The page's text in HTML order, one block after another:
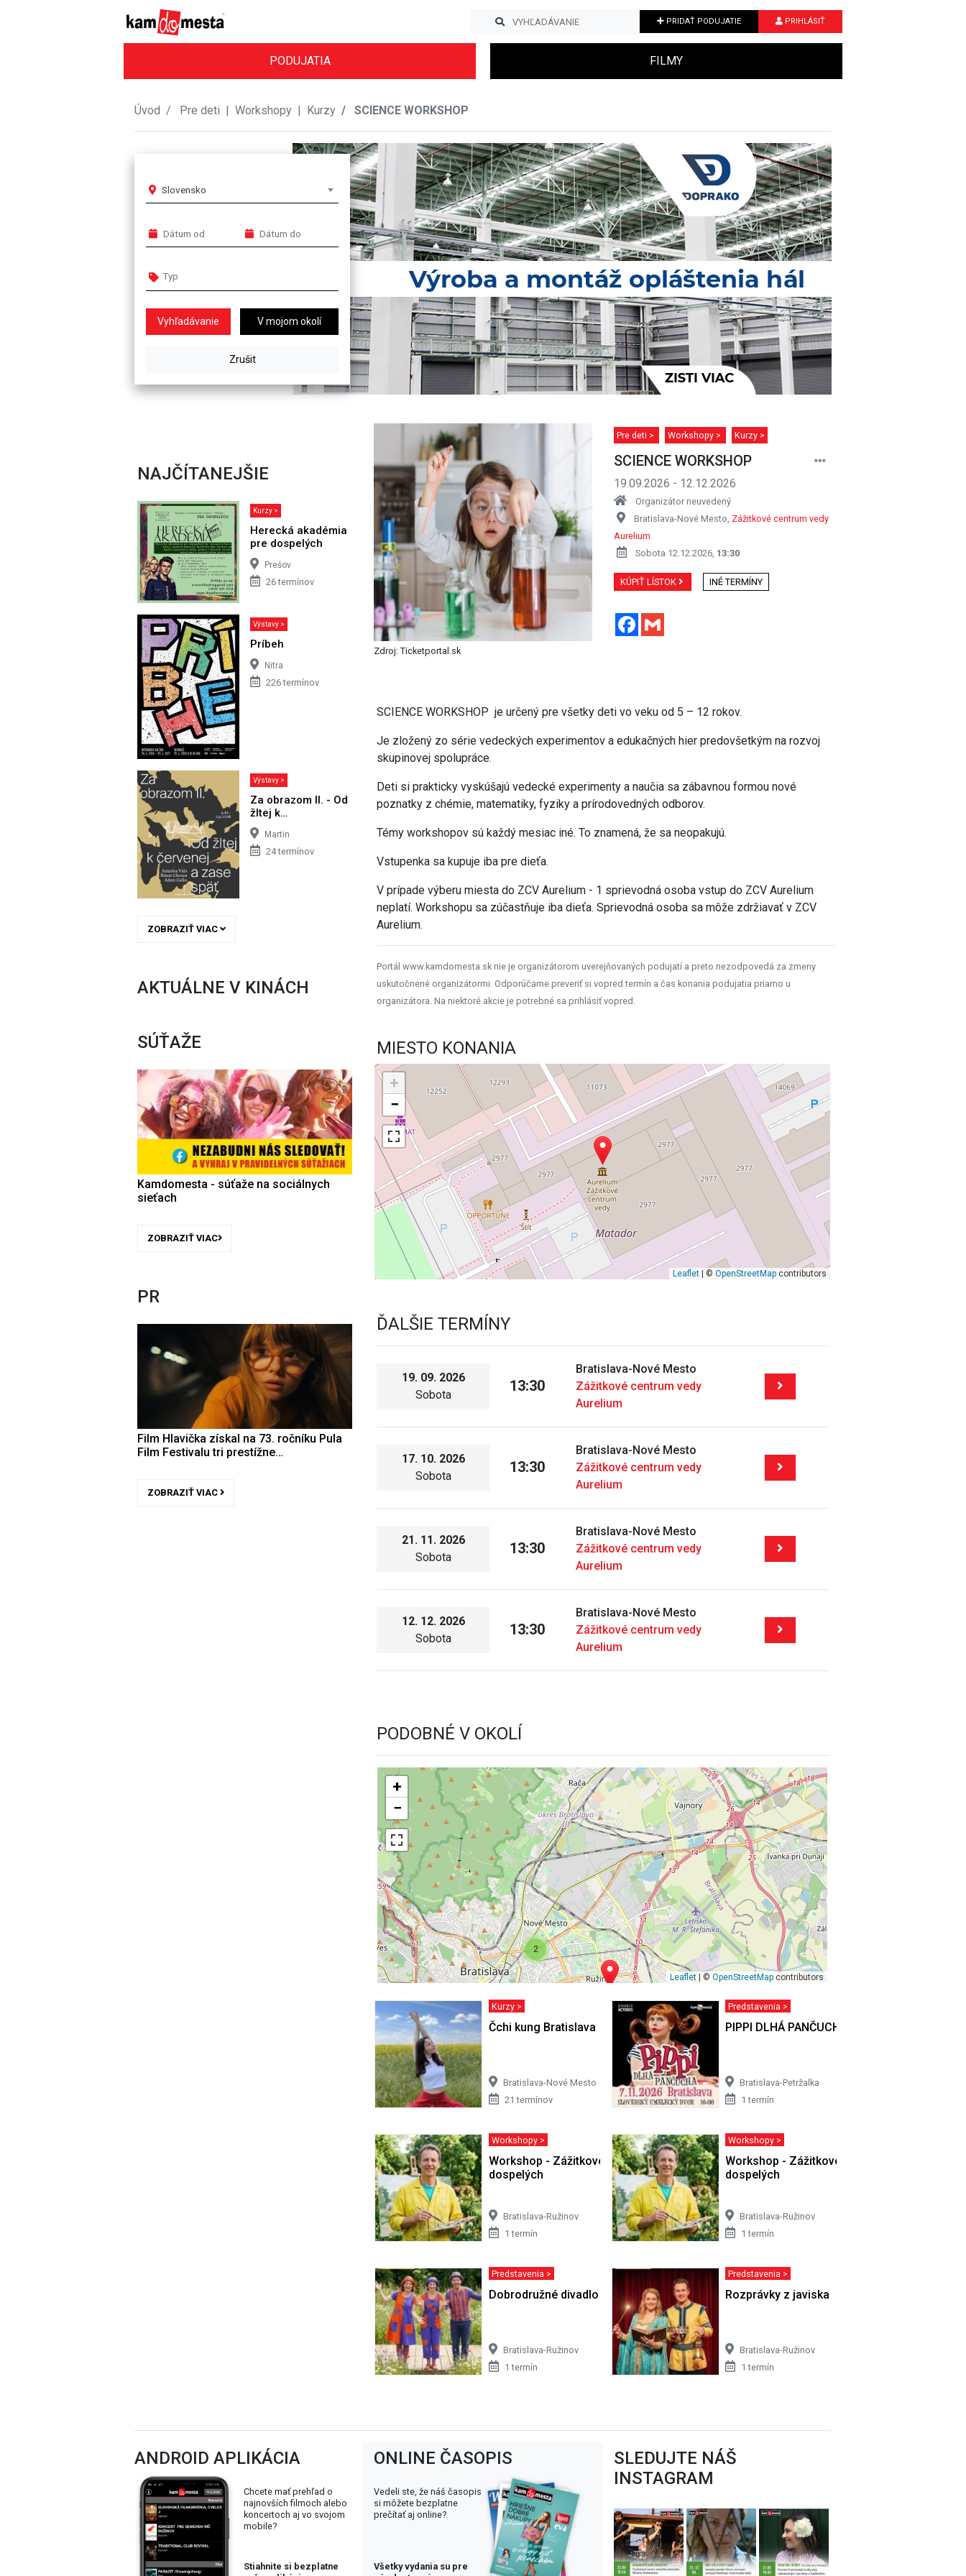
PRIDAŤ PODUJATIE PRIHLÁSIŤ
PODUJATIA FILMY
Úvod Pre deti | Workshopy | Kurzy SCIENCE WORKSHOP
Slovensko
V mojom okolí
Next
NAJČÍTANEJŠIE
Kurzy >
Herecká akadémia
pre dospelých
Prešov
26 termínov
Výstavy >
Príbeh
Nitra
226 termínov
Výstavy >
Za obrazom II. - Od
žltej k…
Martin
24 termínov
ZOBRAZIŤ VIAC
AKTUÁLNE V KINÁCH
SÚŤAŽE
Kamdomesta - súťaže na sociálnych
sieťach
ZOBRAZIŤ VIAC
PR
Film Hlavička získal na 73. ročníku Pula
Film Festivalu tri prestížne…
ZOBRAZIŤ VIAC
Zdroj: Ticketportal.sk
Pre deti > Workshopy > Kurzy >
SCIENCE WORKSHOP
19.09.2026 - 12.12.2026
Organizátor neuvedený
Bratislava-Nové Mesto, Zážitkové centrum vedy
Aurelium
Sobota 12.12.2026, 13:30
KÚPIŤ LÍSTOK INÉ TERMÍNY
Facebook
SCIENCE WORKSHOP je určený pre všetky deti vo veku od 5 – 12 rokov.
Je zložený zo série vedeckých experimentov a edukačných hier predovšetkým na rozvoj
skupinovej spolupráce.
Deti si prakticky vyskúšajú vedecké experimenty a naučia sa zábavnou formou nové
poznatky z chémie, matematiky, fyziky a prírodovedných odborov.
Témy workshopov sú každý mesiac iné. To znamená, že sa neopakujú.
Vstupenka sa kupuje iba pre dieťa.
V prípade výberu miesta do ZCV Aurelium - 1 sprievodná osoba vstup do ZCV Aurelium
neplatí. Workshopu sa zúčastňuje iba dieťa. Sprievodná osoba sa môže zdržiavať v ZCV
Aurelium.
Portál www.kamdomesta.sk nie je organizátorom uverejňovaných podujatí a preto nezodpovedá za zmeny
uskutočnené organizátormi. Odporúčame preveriť si vopred termín a čas konania podujatia priamo u
organizátora. Na niektoré akcie je potrebné sa prihlásiť vopred.
MIESTO KONANIA
+
−
Leaflet| © OpenStreetMapcontributors
ĎALŠIE TERMÍNY
19. 09. 2026
Sobota
13:30
Bratislava-Nové Mesto
Zážitkové centrum vedy
Aurelium
17. 10. 2026
Sobota
13:30
Bratislava-Nové Mesto
Zážitkové centrum vedy
Aurelium
21. 11. 2026
Sobota
13:30
Bratislava-Nové Mesto
Zážitkové centrum vedy
Aurelium
12. 12. 2026
Sobota
13:30
Bratislava-Nové Mesto
Zážitkové centrum vedy
Aurelium
PODOBNÉ V OKOLÍ
2
+
−
Leaflet | ©OpenStreetMap contributors
Kurzy >
Čchi kung Bratislava
Bratislava-Nové Mesto
21 termínov
Predstavenia >
PIPPI DLHÁ PANČUCHA - Bratislava
Bratislava-Petržalka
1 termín
Workshopy >
Workshop - Zážitkové maľovanie pre
dospelých
Bratislava-Ružinov
1 termín
Workshopy >
Workshop - Zážitkové maľovanie pre
dospelých
Bratislava-Ružinov
1 termín
Predstavenia >
Dobrodružné divadlo pre deti
Bratislava-Ružinov
1 termín
Predstavenia >
Rozprávky z javiska
Bratislava-Ružinov
1 termín
ANDROID APLIKÁCIA
Chcete mať prehľad o
najnovších filmoch alebo
koncertoch aj vo svojom
mobile?
Stiahnite si bezplatne
ONLINE ČASOPIS
Vedeli ste, že náš časopis
si môžete bezplatne
prečítať aj online?
Všetky vydania su pre
SLEDUJTE NÁŠ
INSTAGRAM